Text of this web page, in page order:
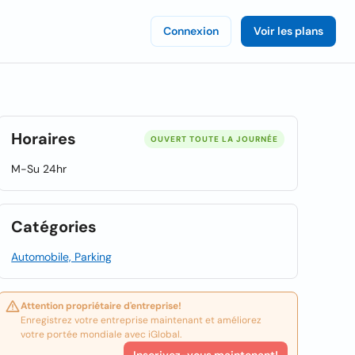
Connexion Voir les plans
Horaires OUVERT TOUTE LA JOURNÉE
M-Su 24hr
Catégories
Automobile, Parking
Attention propriétaire d'entreprise!
Enregistrez votre entreprise maintenant et améliorez
votre portée mondiale avec iGlobal.